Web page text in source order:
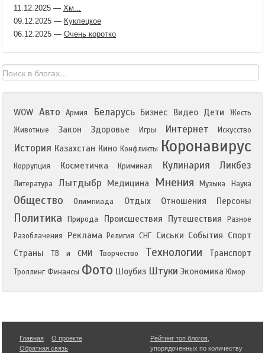
11.12.2025 — Хм...
09.12.2025 — Куклецкое
06.12.2025 — Очень коротко
WOW Авто Армия Беларусь Бизнес Видео Дети
Жесть
Животные
Закон Здоровье Игры Интернет Искусство
История Казахстан Кино Конфликты Коронавирус
Коррупция Косметичка Криминал Кулинария Ликбез
Литература Лытдыбр Медицина Мнения Музыка Наука
Общество Олимпиада Отдых Отношения Персоны
Политика Природа Происшествия Путешествия
Разное
Разоблачения
Реклама Религия СНГ Сиськи События Спорт
Страны
ТВ и СМИ Творчество Технологии Транспорт
Троллинг Финансы Фото Шоубиз Штуки Экономика Юмор
Главная
О проекте
Обратная связь
Рейтинг топ блогов
упорядоченных по количеству